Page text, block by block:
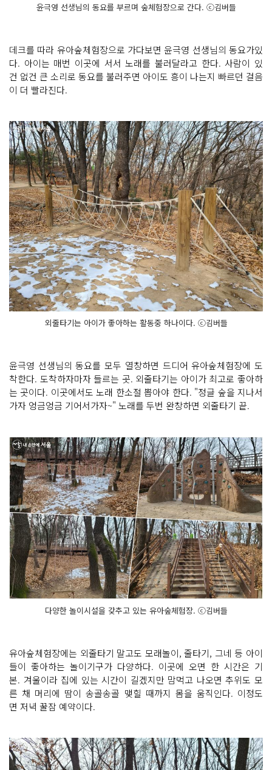
윤극영 선생님의 동요를 부르며 숲체험장으로 간다. ⓒ김버들
데크를 따라 유아숲체험장으로 가다보면 윤극영 선생님의 동요가있
다. 아이는 매번 이곳에 서서 노래를 불러달라고 한다. 사람이 있
건 없건 큰 소리로 동요를 불러주면 아이도 흥이 나는지 빠르던 걸음
이 더 빨라진다.
외줄타기는 아이가 좋아하는 활동중 하나이다. ⓒ김버들
윤극영 선생님의 동요를 모두 열창하면 드디어 유아숲체험장에 도
착한다. 도착하자마자 들르는 곳. 외줄타기는 아이가 최고로 좋아하
는 곳이다. 이곳에서도 노래 한소절 뽑아야 한다. "정글 숲을 지나서
가자 엉금엉금 기어서가자~" 노래를 두번 완창하면 외줄타기 끝.
다양한 놀이시설을 갖추고 있는 유아숲체험장. ⓒ김버들
유아숲체험장에는 외줄타기 말고도 모래놀이, 줄타기, 그네 등 아이
들이 좋아하는 놀이기구가 다양하다. 이곳에 오면 한 시간은 기
본. 겨울이라 집에 있는 시간이 길겠지만 맘먹고 나오면 추위도 모
른 채 머리에 땀이 송골송골 맺힐 때까지 몸을 움직인다. 이정도
면 저녁 꿀잠 예약이다.